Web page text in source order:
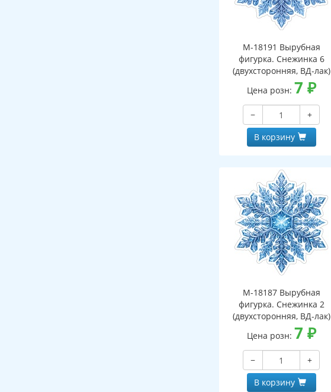
М-18191 Вырубная
фигурка. Снежинка 6
(двухсторонняя, ВД-лак)
Цена розн: 7 ₽
−
+
В корзину
М-18187 Вырубная
фигурка. Снежинка 2
(двухсторонняя, ВД-лак)
Цена розн: 7 ₽
−
+
В корзину